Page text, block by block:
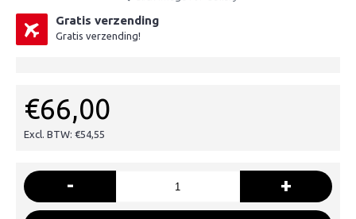
Gratis verzending
Gratis verzending!
€66,00
Excl. BTW: €54,55
- +